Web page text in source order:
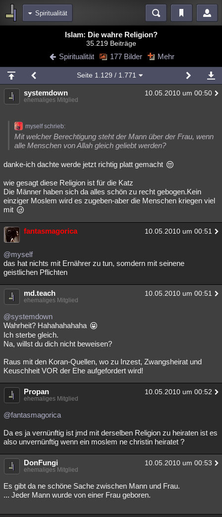
Spiritualität
Diskussionen Blogs Videos
Chat Wiki Neuigkeiten
meine Rubriken
Menschen Wissenschaft Mystery Kriminalfälle
Natur Umfragen Unterhaltung
weitere Rubriken
Philosophie Träume Orte Esoterik Literatur
Astronomie Helpdesk Gruppen
Musik Clash Verbesserungen Allmystery English
Besucht Teilgenommen Geschlossen
Lesenswert
Islam: Die wahre Religion?
35.219 Beiträge
Spiritualität 177 Bilder Mehr
Seite 1.129 / 1.771
systemdown 10.05.2010 um 00:50
ehemaliges Mitglied
myself schrieb:
Mit welcher Berechtigung steht der Mann über der Frau, wenn
alle Menschen von Allah gleich geliebt werden?
danke-ich dachte werde jetzt richtig platt gemacht
wie gesagt diese Religion ist für die Katz
Die Männer haben sich da alles schön zu recht gebogen.Kein
einziger Moslem wird es zugeben-aber die Menschen kriegen viel
mit
fantasmagorica 10.05.2010 um 00:51
@myself
das hat nichts mit Ernährer zu tun, somdern mit seinene
geistlichen Pflichten
md.teach 10.05.2010 um 00:51
ehemaliges Mitglied
@systemdown
Wahrheit? Hahahahahaha
Ich sterbe gleich.
Na, willst du dich nicht beweisen?
Raus mit den Koran-Quellen, wo zu Inzest, Zwangsheirat und
Keuschheit VOR der Ehe aufgefordert wird!
Propan 10.05.2010 um 00:52
ehemaliges Mitglied
@fantasmagorica
Da es ja vernünftig ist jmd mit derselben Religion zu heiraten ist es
also unvernünftig wenn ein moslem ne christin heiratet ?
DonFungi 10.05.2010 um 00:53
ehemaliges Mitglied
Es gibt da ne schöne Sache zwischen Mann und Frau.
... Jeder Mann wurde von einer Frau geboren.